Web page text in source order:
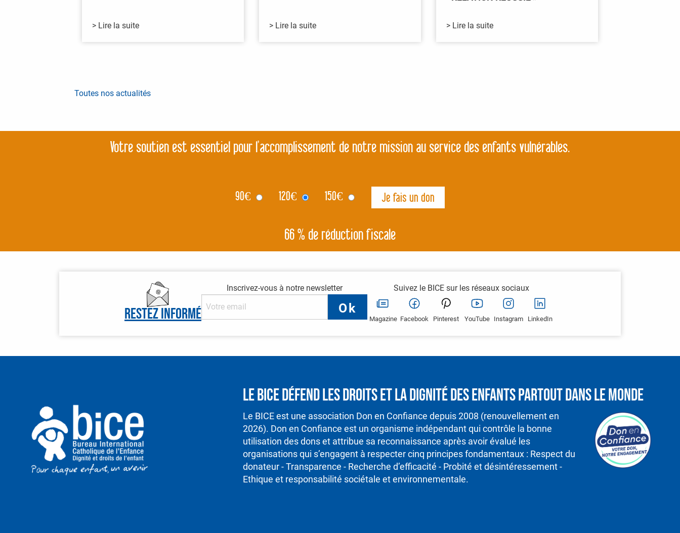
> Lire la suite > Lire la suite > Lire la suite
Toutes nos actualités
Votre soutien est essentiel pour l’accomplissement de notre mission au service des enfants vulnérables.
90€ 120€ 150€
66 % de réduction fiscale
Restez informé
Inscrivez-vous à notre newsletter Suivez le BICE sur les réseaux sociaux
Magazine Facebook Pinterest YouTube Instagram LinkedIn
Le BICE défend les droits et la dignité des enfants partout dans le monde
Le BICE est une association Don en Confiance depuis 2008 (renouvellement en
2026). Don en Confiance est un organisme indépendant qui contrôle la bonne
utilisation des dons et attribue sa reconnaissance après avoir évalué les
organisations qui s’engagent à respecter cinq principes fondamentaux : Respect du
donateur - Transparence - Recherche d’efficacité - Probité et désintéressement -
Ethique et responsabilité sociétale et environnementale.